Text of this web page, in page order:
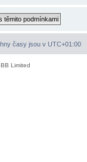
časy jsou v UTC+01:00
Limited